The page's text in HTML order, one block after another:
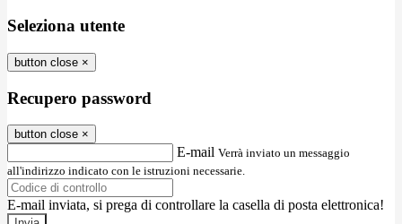
Seleziona utente
button close ×
Recupero password
button close ×
E-mail Verrà inviato un messaggio
all'indirizzo indicato con le istruzioni necessarie.
E-mail inviata, si prega di controllare la casella di posta elettronica!